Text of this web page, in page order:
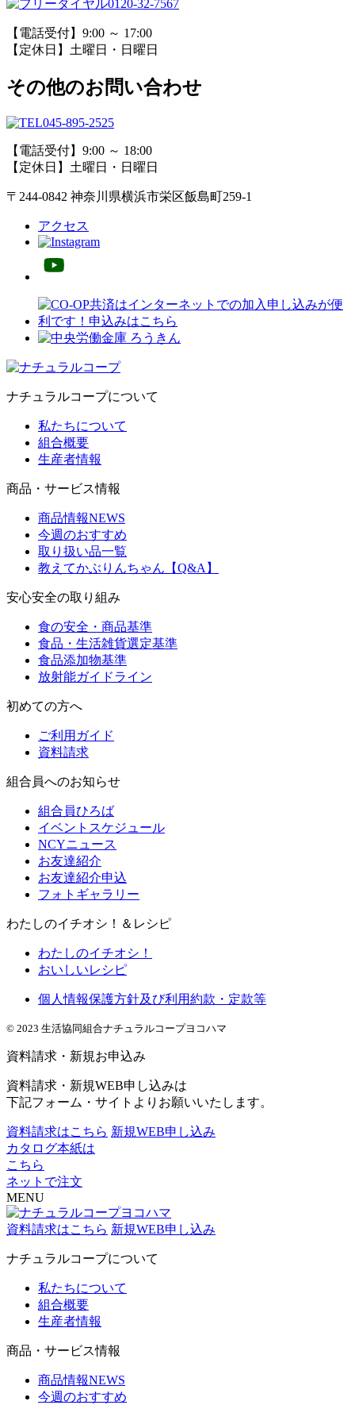
0120-32-7567
【電話受付】9:00 ～ 17:00
【定休日】土曜日・日曜日
その他のお問い合わせ
045-895-2525
【電話受付】9:00 ～ 18:00
【定休日】土曜日・日曜日
〒244-0842 神奈川県横浜市栄区飯島町259-1
アクセス
ナチュラルコープについて
私たちについて
組合概要
生産者情報
商品・サービス情報
商品情報NEWS
今週のおすすめ
取り扱い品一覧
教えてかぶりんちゃん【Q&A】
安心安全の取り組み
食の安全・商品基準
食品・生活雑貨選定基準
食品添加物基準
放射能ガイドライン
初めての方へ
ご利用ガイド
資料請求
組合員へのお知らせ
組合員ひろば
イベントスケジュール
NCYニュース
お友達紹介
お友達紹介申込
フォトギャラリー
わたしのイチオシ！＆レシピ
わたしのイチオシ！
おいしいレシピ
個人情報保護方針及び利用約款・定款等
© 2023 生活協同組合ナチュラルコープヨコハマ
資料請求・新規お申込み
資料請求・新規WEB申し込みは
下記フォーム・サイトよりお願いいたします。
資料請求はこちら 新規WEB申し込み
カタログ本紙は
こちら
ネットで注文
MENU
資料請求はこちら 新規WEB申し込み
ナチュラルコープについて
私たちについて
組合概要
生産者情報
商品・サービス情報
商品情報NEWS
今週のおすすめ